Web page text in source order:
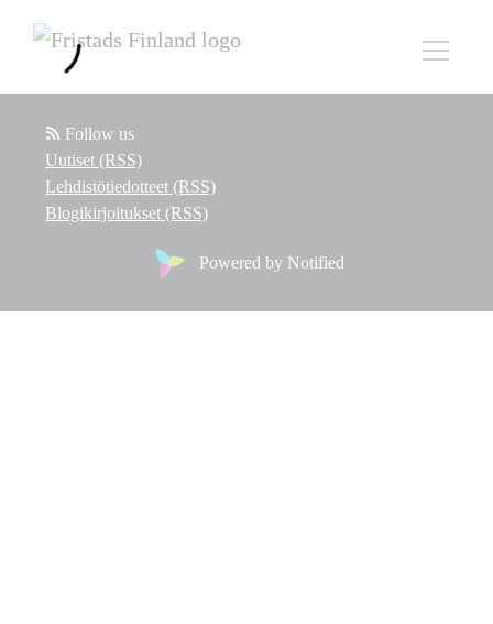
Follow us
Uutiset (RSS)
Lehdistötiedotteet (RSS)
Blogikirjoitukset (RSS)
Powered by Notified